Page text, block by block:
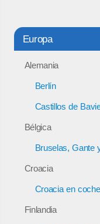
Europa
Alemania
Berlín
Castillos de
Bélgica
Bruselas, Gante
Croacia
Croacia en coche
Finlandia